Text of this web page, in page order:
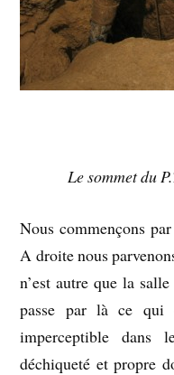
Le sommet du
Nous commençons
A droite nous
n’est autre que la
passe par là ce qui
imperceptible dans
déchiqueté et propre